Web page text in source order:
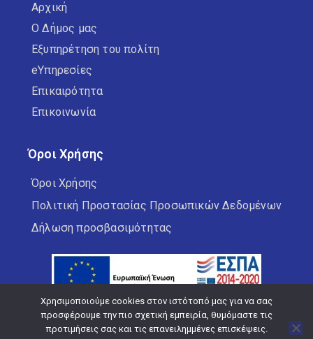
Αρχική
Ο Δήμος μας
Εξυπηρέτηση του πολίτη
eΥπηρεσίες
Επικαιρότητα
Επικοινωνία
Όροι Χρήσης
Όροι Χρήσης
Πολιτική Προστασίας Προσωπικών Δεδομένων
Δήλωση προσβασιμότητας
Χρησιμοποιούμε cookies στον ιστότοπό μας για να σας
προσφέρουμε την πιο σχετική εμπειρία, θυμόμαστε τις
προτιμήσεις σας και τις επανειλημμένες επισκέψεις.